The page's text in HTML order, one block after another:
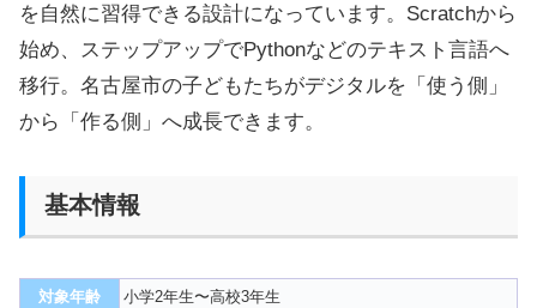
を自然に習得できる設計になっています。Scratchから
始め、ステップアップでPythonなどのテキスト言語へ
移行。名古屋市の子どもたちがデジタルを「使う側」
から「作る側」へ成長できます。
基本情報
対象年齢
小学2年生〜高校3年生